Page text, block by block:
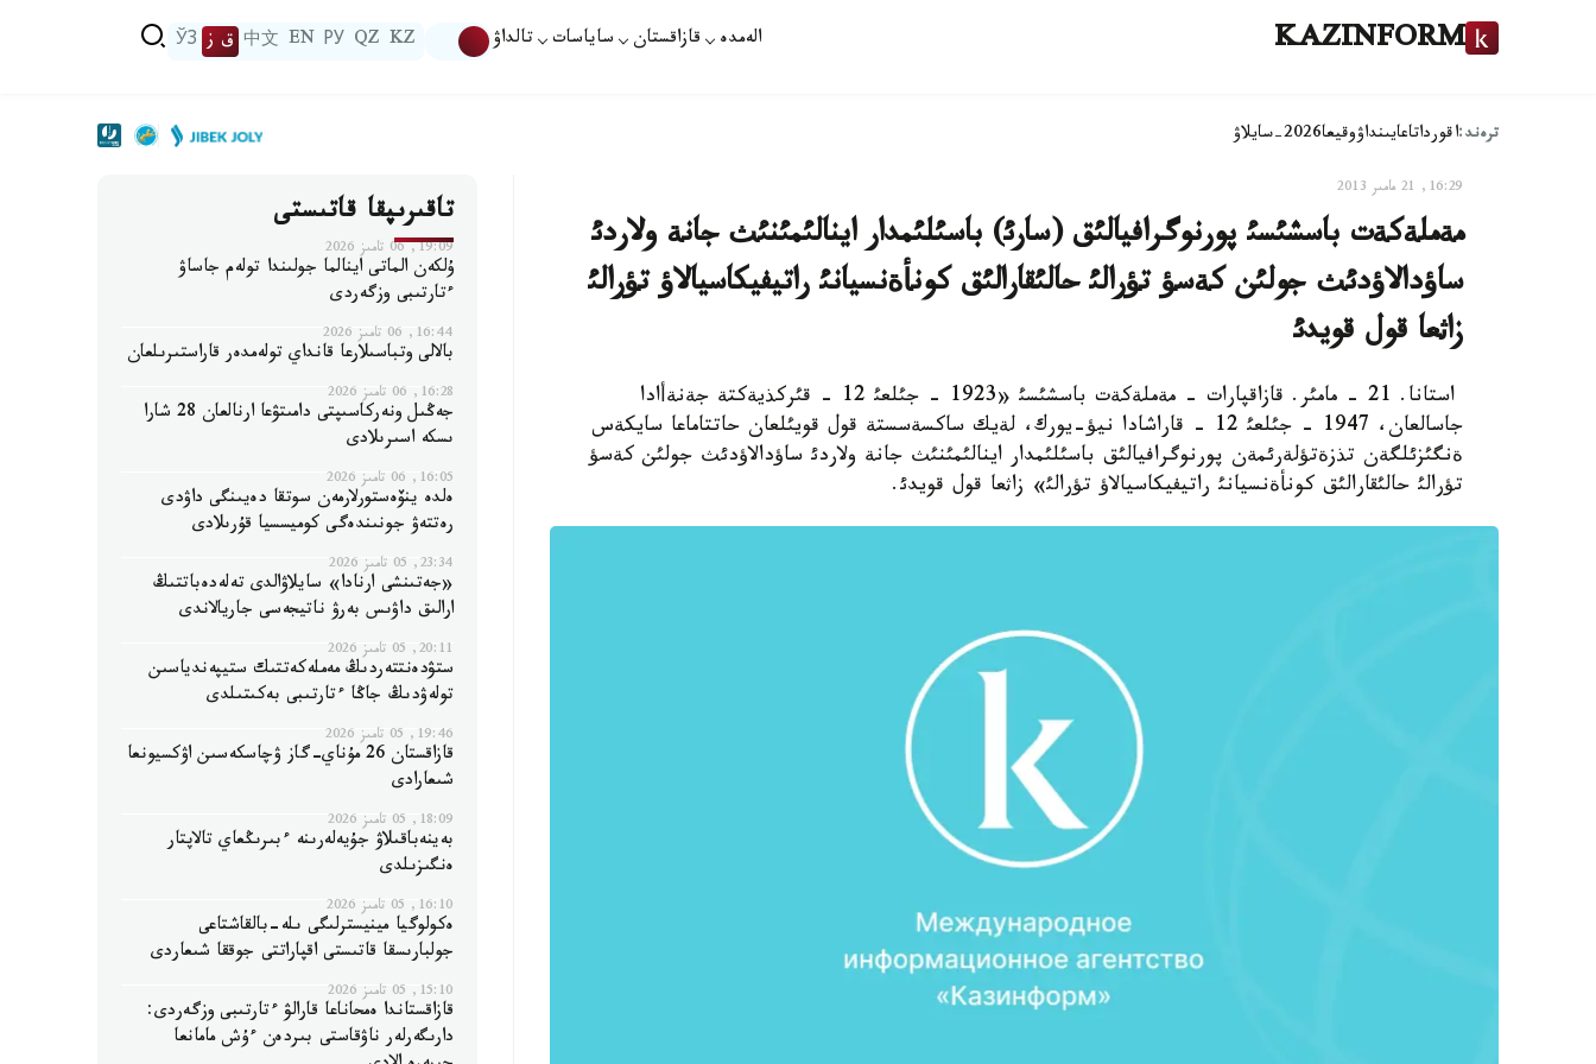
KAZINFORM الەمدە قازاقستان ساياسات تالداۋ KZ
QZ
РУ
EN
中文 ق ز ЎЗ
ترەند:اقورداتاعايىنداۋوقيعا2026-سايلاۋ
16:29, 21 مامىر 2013
مةملةكةت باسشئسئ پورنوگرافيالئق (سارئ) باسئلئمدار اينالئمئنئث جانة ولاردئ
ساؤدالاؤدئث جولئن كةسؤ تؤرالئ حالئقارالئق كونأةنسيانئ راتيفيكاسيالاؤ تؤرالئ
زاثعا قول قويدئ
استانا. 21 - مامئر. قازاقپارات - مةملةكةت باسشئسئ «1923 - جئلعئ 12 - قئركذيةكتة جةنةأادا
جاسالعان، 1947 - جئلعئ 12 - قاراشادا نيؤ-يورك، لةيك ساكسةسستة قول قويئلعان حاتتاماعا سايكةس
ةنگئزئلگةن تذزةتؤلةرئمةن پورنوگرافيالئق باسئلئمدار اينالئمئنئث جانة ولاردئ ساؤدالاؤدئث جولئن كةسؤ
تؤرالئ حالئقارالئق كونأةنسيانئ راتيفيكاسيالاؤ تؤرالئ» زاثعا قول قويدئ.
تاقىرىپقا قاتىستى
19:09, 06 تامىز 2026
ۇلكەن الماتى اينالما جولىندا تولەم جاساۋ
ءتارتىبى وزگەردى
16:44, 06 تامىز 2026
بالالى وتباسىلارعا قانداي تولەمدەر قاراستىرىلعان
16:28, 06 تامىز 2026
جەڭىل ونەركاسىپتى دامىتۋعا ارنالعان 28 شارا
ىسكە اسىرىلادى
16:05, 06 تامىز 2026
ەلدە ينۆەستورلارمەن سوتقا دەيىنگى داۋدى
رەتتەۋ جونىندەگى كوميسسيا قۇرىلادى
23:34, 05 تامىز 2026
«جەتىنشى ارنادا» سايلاۋالدى تەلەدەباتتىڭ
ارالىق داۋىس بەرۋ ناتيجەسى جاريالاندى
20:11, 05 تامىز 2026
ستۋدەنتتەردىڭ مەملەكەتتىك ستيپەندياسىن
تولەۋدىڭ جاڭا ءتارتىبى بەكىتىلدى
19:46, 05 تامىز 2026
قازاقستان 26 مۇناي-گاز ۋچاسكەسىن اۋكسيونعا
شىعارادى
18:09, 05 تامىز 2026
بەينەباقىلاۋ جۇيەلەرىنە ءبىرىڭعاي تالاپتار
ەنگىزىلدى
16:10, 05 تامىز 2026
ەكولوگيا مينيسترلىگى ىلە-بالقاشتاعى
جولبارىسقا قاتىستى اقپاراتتى جوققا شىعاردى
15:10, 05 تامىز 2026
قازاقستاندا ەمحاناعا قارالۋ ءتارتىبى وزگەردى:
دارىگەرلەر ناۋقاستى بىردەن ءۇش مامانعا